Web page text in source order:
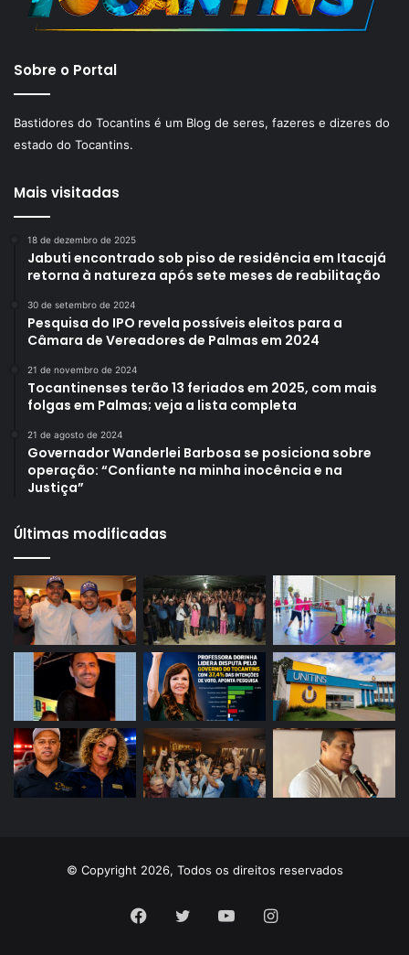
Sobre o Portal
Bastidores do Tocantins é um Blog de seres, fazeres e dizeres do
estado do Tocantins.
Mais visitadas
18 de dezembro de 2025
Jabuti encontrado sob piso de residência em Itacajá
retorna à natureza após sete meses de reabilitação
30 de setembro de 2024
Pesquisa do IPO revela possíveis eleitos para a
Câmara de Vereadores de Palmas em 2024
21 de novembro de 2024
Tocantinenses terão 13 feriados em 2025, com mais
folgas em Palmas; veja a lista completa
21 de agosto de 2024
Governador Wanderlei Barbosa se posiciona sobre
operação: “Confiante na minha inocência e na
Justiça”
Últimas modificadas
© Copyright 2026, Todos os direitos reservados
Facebook
Twitter YouTubeInstagram